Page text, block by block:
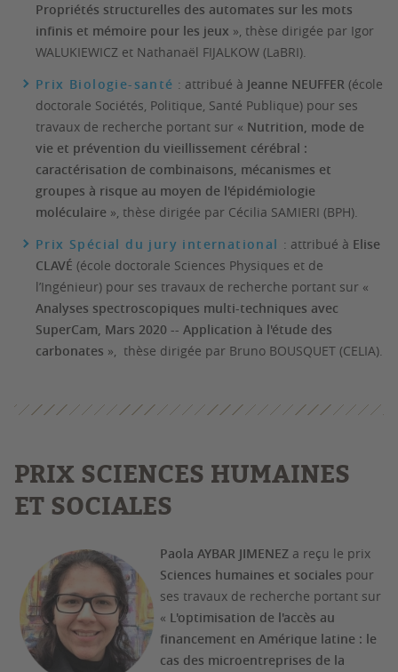
Propriétés structurelles des automates sur les mots
infinis et mémoire pour les jeux », thèse dirigée par Igor
WALUKIEWICZ et Nathanaël FIJALKOW (LaBRI).
Prix Biologie-santé : attribué à Jeanne NEUFFER (école
doctorale Sociétés, Politique, Santé Publique) pour ses
travaux de recherche portant sur « Nutrition, mode de
vie et prévention du vieillissement cérébral :
caractérisation de combinaisons, mécanismes et
groupes à risque au moyen de l'épidémiologie
moléculaire », thèse dirigée par Cécilia SAMIERI (BPH).
Prix Spécial du jury international : attribué à Elise
CLAVÉ (école doctorale Sciences Physiques et de
l’Ingénieur) pour ses travaux de recherche portant sur «
Analyses spectroscopiques multi-techniques avec
SuperCam, Mars 2020 -- Application à l'étude des
carbonates », thèse dirigée par Bruno BOUSQUET (CELIA).
PRIX SCIENCES HUMAINES
ET SOCIALES
Paola AYBAR JIMENEZ a reçu le prix
Sciences humaines et sociales pour
ses travaux de recherche portant sur
« L'optimisation de l'accès au
financement en Amérique latine : le
cas des microentreprises de la